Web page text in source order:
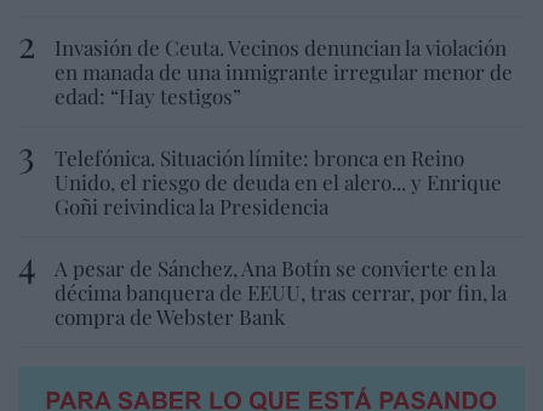
Invasión de Ceuta. Vecinos denuncian la violación
en manada de una inmigrante irregular menor de
edad: “Hay testigos”
Telefónica. Situación límite: bronca en Reino
Unido, el riesgo de deuda en el alero... y Enrique
Goñi reivindica la Presidencia
A pesar de Sánchez, Ana Botín se convierte en la
décima banquera de EEUU, tras cerrar, por fin, la
compra de Webster Bank